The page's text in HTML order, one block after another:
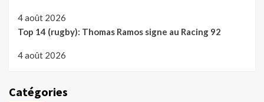
4 août 2026
Top 14 (rugby): Thomas Ramos signe au Racing 92
4 août 2026
Catégories